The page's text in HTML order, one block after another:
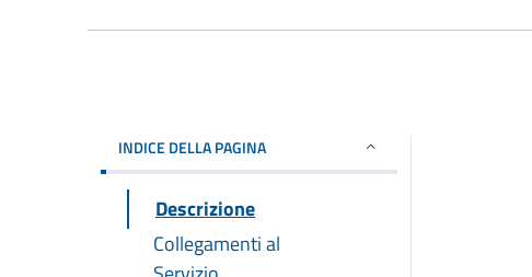
INDICE DELLA PAGINA
Descrizione
Collegamenti al